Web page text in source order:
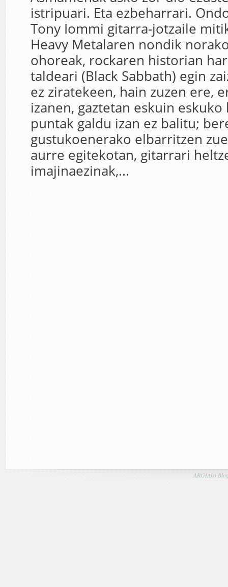
istripuari. Eta ezbeharrari.
Tony Iommi gitarra-jotzaile
Heavy Metalaren nondik
ohoreak, rockaren historian
taldeari (Black Sabbath) egin
ez ziratekeen, hain zuzen ere,
izanen, gaztetan eskuin eskuko
puntak galdu izan ez balitu;
gustukoenerako elbarritzen
aurre egitekotan, gitarrari
imajinaezinak,...
ARGIAko